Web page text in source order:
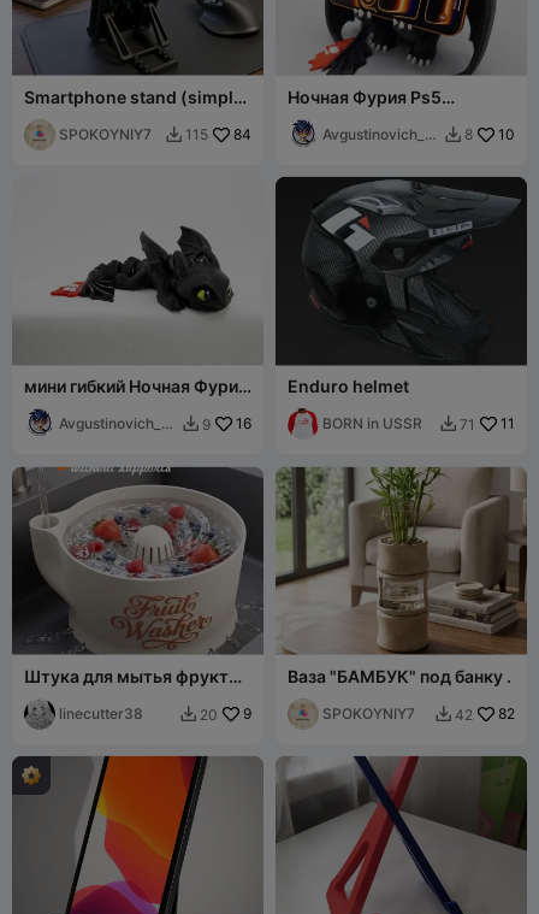
Smartphone stand (simple
print, no supports)
SPOKOYNIY7  115 84
Ночная Фурия Ps5
Контроллер / Телефон /
Подставка для вейпа
Avgustinovich_
 8 10
мини гибкий Ночная Фурия
Карманный Дракон
Avgustinovich_
 9 16
Enduro helmet
BORN in USSR  71 11
Штука для мытья фруктов
и овощей
linecutter38  20 9
Ваза "БАМБУК" под банку .
SPOKOYNIY7  42 82